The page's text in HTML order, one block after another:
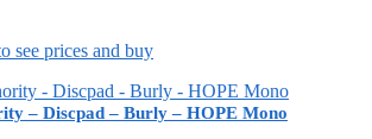
see prices and buy
– Discpad – Burly – HOPE Mono